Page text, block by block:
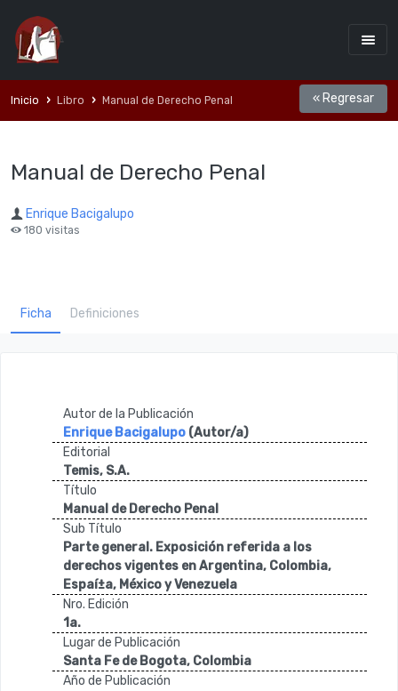
Inicio Libro Manual de Derecho Penal « Regresar
Manual de Derecho Penal
Enrique Bacigalupo
180 visitas
Ficha Definiciones
Autor de la Publicación
Enrique Bacigalupo (Autor/a)
Editorial
Temis, S.A.
Título
Manual de Derecho Penal
Sub Título
Parte general. Exposición referida a los
derechos vigentes en Argentina, Colombia,
Espaí±a, México y Venezuela
Nro. Edición
1a.
Lugar de Publicación
Santa Fe de Bogota, Colombia
Año de Publicación